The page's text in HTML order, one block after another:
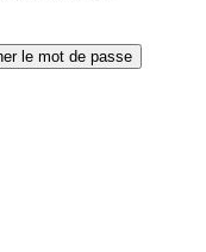
le mot de passe